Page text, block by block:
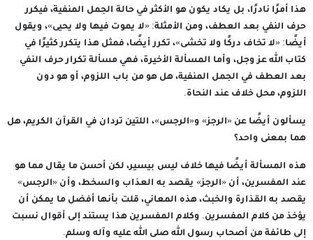
هذا أمرًا نادرًا، بل يكاد يكون هو الأكثر في حالة الجمل المنفية، فيكرر
حرف النفي بعد العطف، ومن الأمثلة: «لا يموت فيها ولا يحيى»، ويقول
أيضًا: «لا تخاف دركًا ولا تخشى»، تكرر أيضًا، فمثل هذا يتكرر كثيرًا في
كتاب الله عز وجل، وأما المسألة الأخيرة، فهي مسألة تكرار حرف النفي
بعد العطف في الجمل المنفية، هل هو من باب اللزوم، أو هو دون
اللزوم، محل خلاف عند النحاة.
يسألون أيضًا عن «الرجز» و«الرجس»، اللتين تردان في القرآن الكريم، هل
هما بمعنى واحد؟
هذه المسألة أيضًا فيها خلاف ليس بيسير، لكن أحسن ما يقال مما هو
عند المفسرين، أن «الرجز» يقصد به العذاب والسخط، وأن «الرجس»
يقصد به القذارة والخبث، هذه المعاني، قلت بأنها أفضل ما يمكن أن
يؤخذ من كلام المفسرين. وكلام المفسرين هذا يستند إلى أقوال نسبت
إلى طائفة من أصحاب رسول الله صلى الله عليه وآله وسلم.